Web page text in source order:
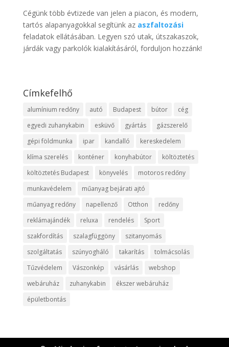
Cégünk több évtizede van jelen a piacon, és modern,
tartós alapanyagokkal segítünk az aszfaltozási
feladatok ellátásában. Legyen szó utak, útszakaszok,
járdák vagy parkolók kialakításáról, forduljon hozzánk!
Címkefelhő
alumínium redőny autó Budapest bútor
cég
egyedi zuhanykabin
esküvő gyártás
gázszerelő
gépi földmunka
ipar kandalló
kereskedelem
klíma szerelés
konténer konyhabútor
költöztetés
költöztetés Budapest
könyvelés
motoros redőny
munkavédelem
műanyag bejárati ajtó
műanyag redőny
napellenző Otthon
redőny
reklámajándék
reluxa rendelés
Sport
szakfordítás
szalagfüggöny
szitanyomás
szolgáltatás
szúnyogháló takarítás
tolmácsolás
Tűzvédelem
Vászonkép vásárlás
webshop
webáruház
zuhanykabin
ékszer webáruház
épületbontás